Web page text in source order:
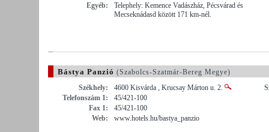
Egyéb:
Telephely: Kemence Vadászház, Pécsvárad és
Mecseknádasd között 171 km-nél.
Bástya Panzió (Szabolcs-Szatmár-Bereg Megye)
Székhely:
4600 Kisvárda , Krucsay Márton u. 2.
Telefonszám 1:
45/421-100
Fax 1:
45/421-100
Web:
www.hotels.hu/bastya_panzio